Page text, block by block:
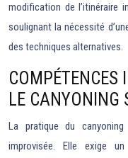
modification de l’itinéraire
soulignant la nécessité
des techniques alternatives.
COMPÉTENCES
LE CANYONING
La pratique du
improvisée. Elle exige